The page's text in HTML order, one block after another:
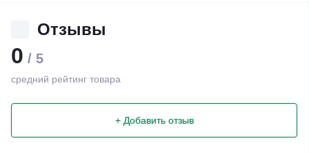
Отзывы
0 / 5
средний рейтинг товара
+ Добавить отзыв